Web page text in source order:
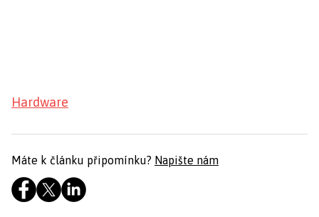
Hardware
Máte k článku připomínku? Napište nám